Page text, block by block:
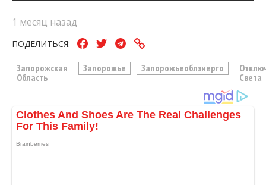
1 месяц назад
ПОДЕЛИТЬСЯ:
Запорожская
Область
Запорожье Запорожьеоблэнерго
Света